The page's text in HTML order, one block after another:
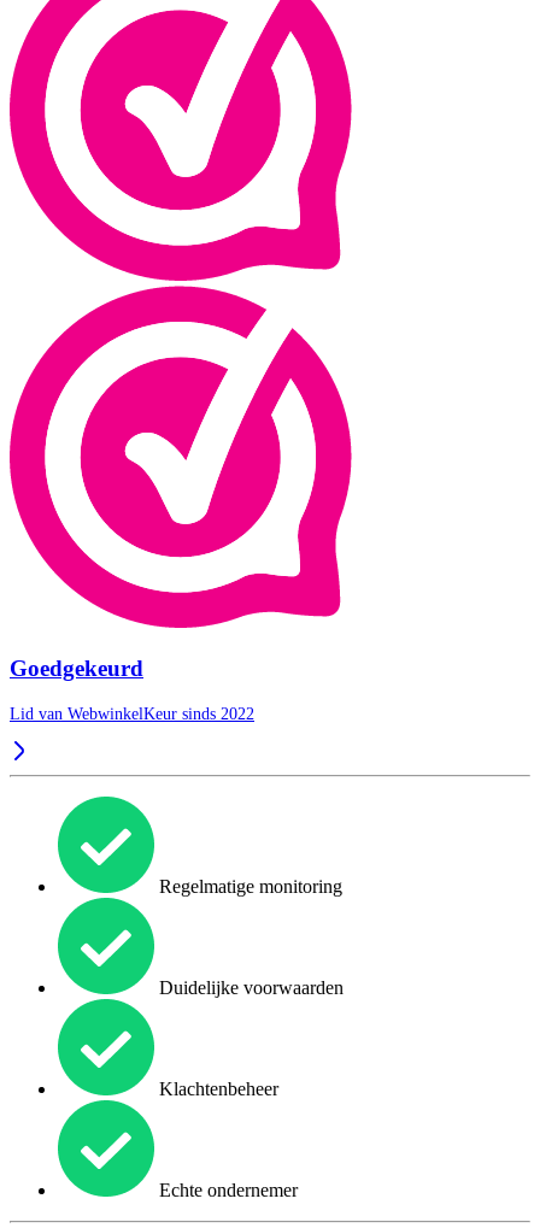
Goedgekeurd
Lid van WebwinkelKeur sinds 2022
Regelmatige monitoring
Duidelijke voorwaarden
Klachtenbeheer
Echte ondernemer